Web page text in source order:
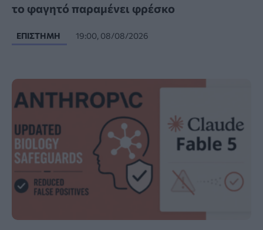
το φαγητό παραμένει φρέσκο
ΕΠΙΣΤΉΜΗ 19:00, 08/08/2026